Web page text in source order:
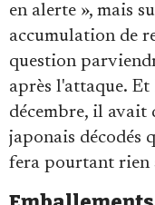
en alerte », mais
accumulation de
question
après l'attaque. Et
décembre, il avait
japonais décodés
fera pourtant rien